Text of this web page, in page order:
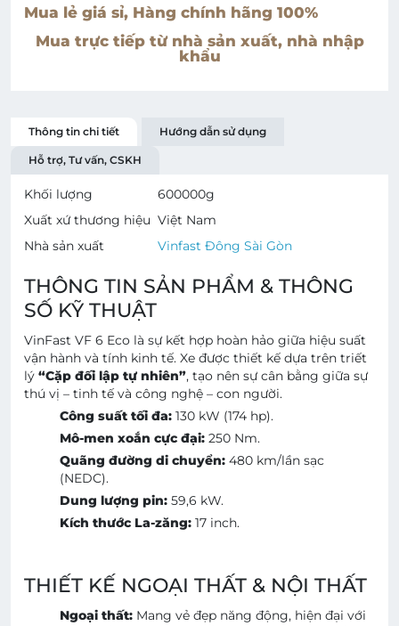
Mua lẻ giá sỉ, Hàng chính hãng 100%
Mua trực tiếp từ nhà sản xuất, nhà nhập
khẩu
Thông tin chi tiết Hướng dẫn sử dụng
Hỗ trợ, Tư vấn, CSKH
Khối lượng 600000g
Xuất xứ thương hiệu Việt Nam
Nhà sản xuất
Vinfast Đông Sài Gòn
THÔNG TIN SẢN PHẨM & THÔNG
SỐ KỸ THUẬT
VinFast VF 6 Eco là sự kết hợp hoàn hảo giữa hiệu suất
vận hành và tính kinh tế. Xe được thiết kế dựa trên triết
lý “Cặp đối lập tự nhiên”, tạo nên sự cân bằng giữa sự
thú vị – tinh tế và công nghệ – con người.
Công suất tối đa: 130 kW (174 hp).
Mô-men xoắn cực đại: 250 Nm.
Quãng đường di chuyển: 480 km/lần sạc
(NEDC).
Dung lượng pin: 59,6 kW.
Kích thước La-zăng: 17 inch.
THIẾT KẾ NGOẠI THẤT & NỘI THẤT
Ngoại thất: Mang vẻ đẹp năng động, hiện đại với